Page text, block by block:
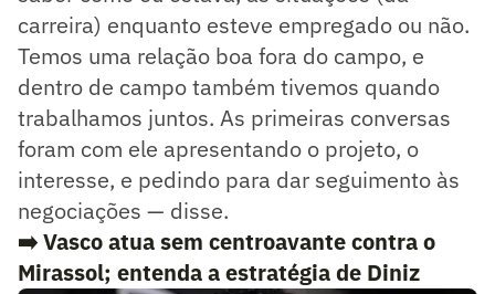
carreira) enquanto esteve empregado ou não.
Temos uma relação boa fora do campo, e
dentro de campo também tivemos quando
trabalhamos juntos. As primeiras conversas
foram com ele apresentando o projeto, o
interesse, e pedindo para dar seguimento às
negociações — disse.
➡️Vasco atua sem centroavante contra o
Mirassol; entenda a estratégia de Diniz